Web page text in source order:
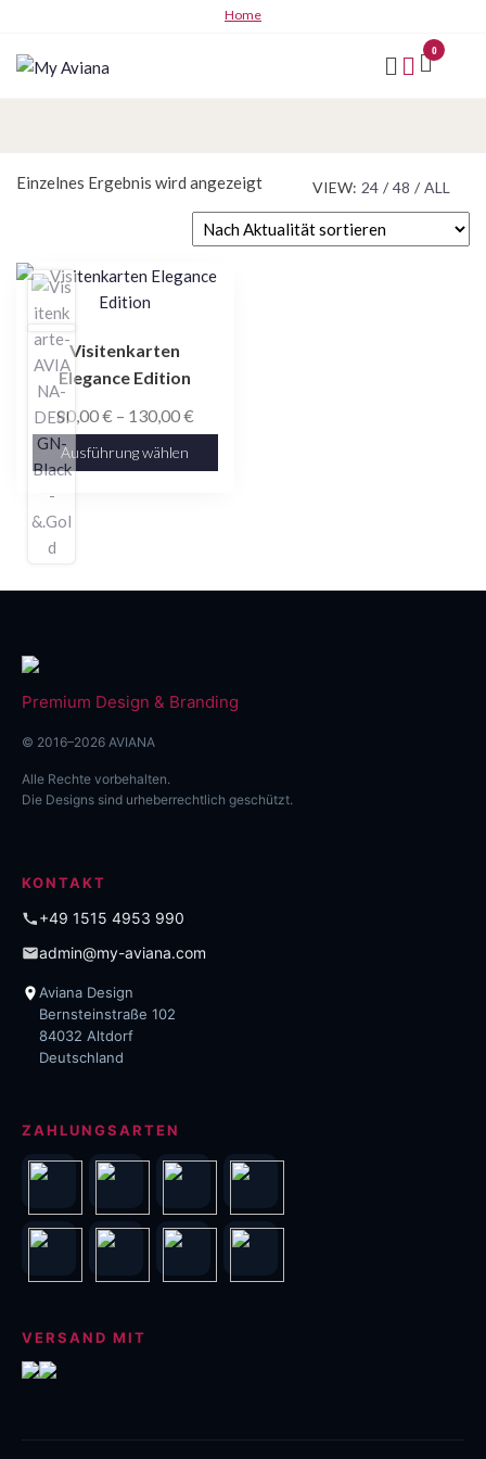
springen
Home
0
VIEW: 24 / 48 / ALL
Einzelnes Ergebnis wird angezeigt
Visitenkarten
Elegance Edition
80,00€ – 130,00€Preisspanne:
80,00 €
bis
Ausführung wählen
Dieses
mehrere
Varianten
Die
Optionen
gewählt
Premium Design & Branding
© 2016–2026 AVIANA
Alle Rechte vorbehalten.
Die Designs sind urheberrechtlich geschützt.
KONTAKT
+49 1515 4953 990
admin@my-aviana.com
Aviana Design
Bernsteinstraße 102
84032 Altdorf
Deutschland
ZAHLUNGSARTEN
VERSAND MIT